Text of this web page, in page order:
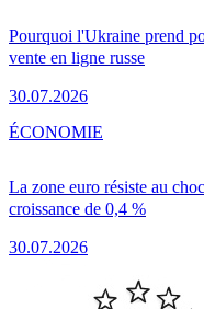
Pourquoi l'Ukraine prend
vente en ligne russe
30.07.2026
La zone euro résiste au
croissance de 0,4 %
30.07.2026
ÉCONOMIE